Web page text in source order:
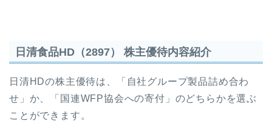
日清食品HD（2897） 株主優待内容紹介
日清HDの株主優待は、「自社グループ製品詰め合わ
せ」か、「国連WFP協会への寄付」のどちらかを選ぶ
ことができます。